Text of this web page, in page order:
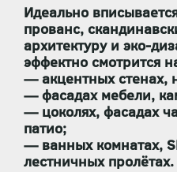
Идеально
прованс,
архитектуру и эко-
эффектно смотрится
— акцентных стенах,
— фасадах мебели,
— цоколях, фасадах
патио;
— ванных комнатах,
лестничных пролётах.